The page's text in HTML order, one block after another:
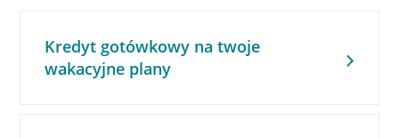
Kredyt gotówkowy na twoje
wakacyjne plany